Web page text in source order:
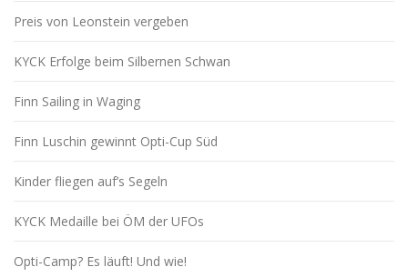
Preis von Leonstein vergeben
KYCK Erfolge beim Silbernen Schwan
Finn Sailing in Waging
Finn Luschin gewinnt Opti-Cup Süd
Kinder fliegen auf’s Segeln
KYCK Medaille bei ÖM der UFOs
Opti-Camp? Es läuft! Und wie!